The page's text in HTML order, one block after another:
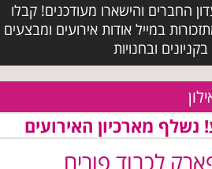
החברים והישארו מעודכנים! קבלו
במייל אודות אירועים ומבצעים
בקניונים ובחנויות
נשלף מארכיון האירועים
לכבוד פורים